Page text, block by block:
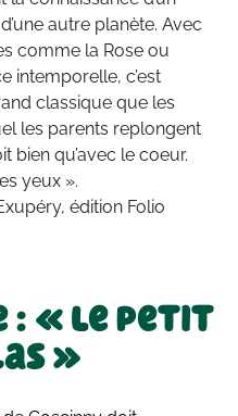
autre planète. Avec
comme la Rose ou
intemporelle, c’est
classique que les
les parents replongent
bien qu’avec le coeur.
yeux ».
édition Folio
: « Le Petit
»